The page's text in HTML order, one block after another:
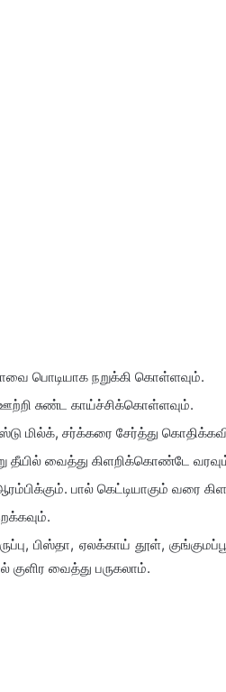
பொடியாக நறுக்கி கொள்ளவும்.
சுண்ட காய்ச்சிக்கொள்ளவும்.
மில்க், சர்க்கரை சேர்த்து
தீயில் வைத்து கிளறிக்கொண்டே
பால் கெட்டியாகும் வரை
பிஸ்தா, ஏலக்காய் தூள்,
குளிர வைத்து பருகலாம்.